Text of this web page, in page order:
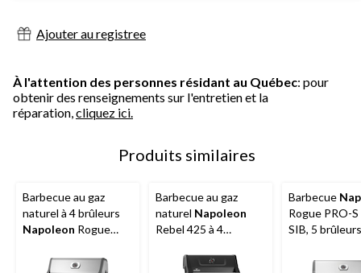
Ajouter au registree
À l'attention des personnes résidant au Québec: pour
obtenir des renseignements sur l'entretien et la
réparation,cliquez ici.
Produits similaires
Barbecue au gaz
naturel à 4 brûleurs
Napoleon Rogue
Barbecue au gaz
naturel Napoleon
Rebel 425 à 4
Barbecue
Rogue PRO-
SIB, 5
latérale